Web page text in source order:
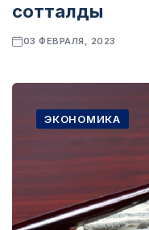
сотталды
03 ФЕВРАЛЯ, 2023
ЭКОНОМИКА